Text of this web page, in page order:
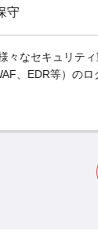
作業内容：